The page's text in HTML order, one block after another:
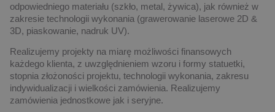
odpowiedniego materiału (szkło, metal, żywica), jak również w
zakresie technologii wykonania (grawerowanie laserowe 2D &
3D, piaskowanie, nadruk UV).
Realizujemy projekty na miarę możliwości finansowych
każdego klienta, z uwzględnieniem wzoru i formy statuetki,
stopnia złożoności projektu, technologii wykonania, zakresu
indywidualizacji i wielkości zamówienia. Realizujemy
zamówienia jednostkowe jak i seryjne.